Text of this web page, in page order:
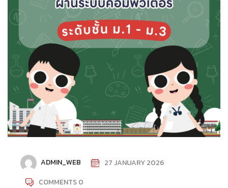
ADMIN_WEB
27 JANUARY 2026
COMMENTS 0